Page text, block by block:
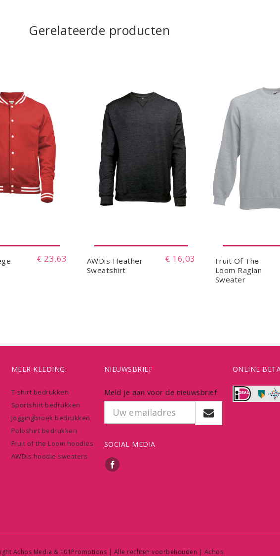
Gerelateerde producten
€ 23,63
AWDis Heather
Sweatshirt
€ 16,03
Fruit Of The
Loom Raglan
Sweater
MEER KLEDING:
T-shirt bedrukken
Sportshirt bedrukken
Joggingbroek bedrukken
Poloshirt bedrukken
Fruit of the Loom hoodies
AWDis hoodie sweaters
NIEUWSBRIEF
Meld je aan voor de nieuwsbrief
SOCIAL MEDIA
ONLINE
Achos Media & 101Promotions | Alle rechten voorbehouden | Achos